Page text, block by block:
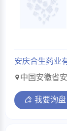
安庆合生药业
中国安徽省
我要询盘